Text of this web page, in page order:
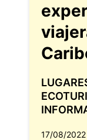
17/08/2022